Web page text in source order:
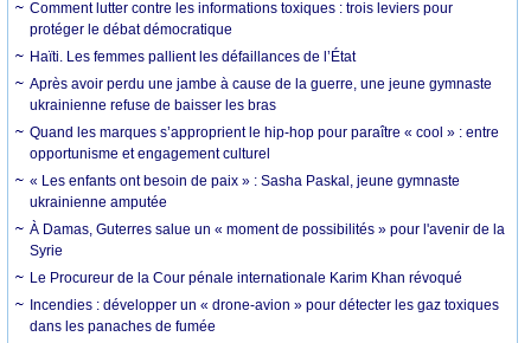
Comment lutter contre les informations toxiques : trois leviers pour
protéger le débat démocratique
Haïti. Les femmes pallient les défaillances de l’État
Après avoir perdu une jambe à cause de la guerre, une jeune gymnaste
ukrainienne refuse de baisser les bras
Quand les marques s’approprient le hip-hop pour paraître « cool » : entre
opportunisme et engagement culturel
« Les enfants ont besoin de paix » : Sasha Paskal, jeune gymnaste
ukrainienne amputée
À Damas, Guterres salue un « moment de possibilités » pour l'avenir de la
Syrie
Le Procureur de la Cour pénale internationale Karim Khan révoqué
Incendies : développer un « drone-avion » pour détecter les gaz toxiques
dans les panaches de fumée